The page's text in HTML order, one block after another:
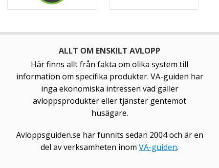
ALLT OM ENSKILT AVLOPP
Här finns allt från fakta om olika system till
information om specifika produkter. VA-guiden har
inga ekonomiska intressen vad gäller
avloppsprodukter eller tjänster gentemot
husägare.
Avloppsguiden.se har funnits sedan 2004 och är en
del av verksamheten inom VA-guiden.